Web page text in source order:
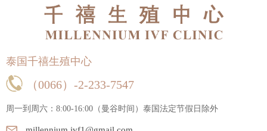
泰国千禧生殖中心
（0066）-2-233-7547
周一到周六：8:00-16:00（曼谷时间） 泰国法定节假日除外